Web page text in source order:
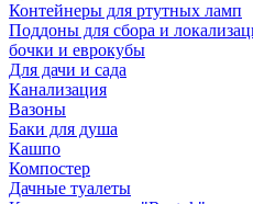
Контейнеры для ртутных ламп
Поддоны для сбора и
бочки и еврокубы
Для дачи и сада
Канализация
Вазоны
Баки для душа
Кашпо
Компостер
Дачные туалеты